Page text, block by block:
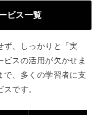
ビス一覧
ず、しっかりと「実
スの活用が欠かせま
で、多くの学習者に支
です。